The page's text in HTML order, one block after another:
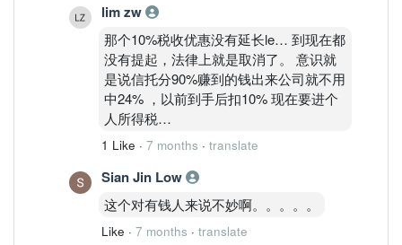
lim zw
那个10%税收优惠没有延长le… 到现在都
没有提起，法律上就是取消了。 意识就
是说信托分90%赚到的钱出来公司就不用
中24% ，以前到手后扣10% 现在要进个
人所得税…
1 Like · 7 months · translate
Sian Jin Low
这个对有钱人来说不妙啊。。。。。
Like · 7 months · translate